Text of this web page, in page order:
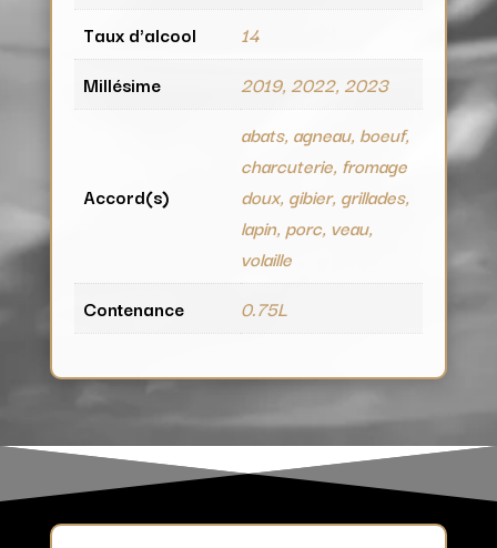
Taux d'alcool
14
Millésime
2019, 2022, 2023
Accord(s)
abats, agneau, boeuf,
charcuterie, fromage
doux, gibier, grillades,
lapin, porc, veau,
volaille
Contenance
0.75L